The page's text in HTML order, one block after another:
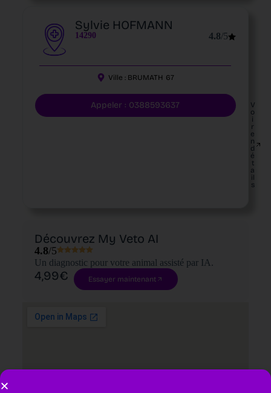
Sylvie HOFMANN
14290 4.8/5
Ville : BRUMATH 67
Appeler : 0388593637
V
o
i
r
e
n
d
é
t
a
il
s
Découvrez My Veto AI
4.8/5
Un diagnostic pour votre animal assisté par IA.
4,99€ Essayer maintenant